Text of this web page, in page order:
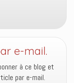
e-mail.
à ce blog et
par e-mail.